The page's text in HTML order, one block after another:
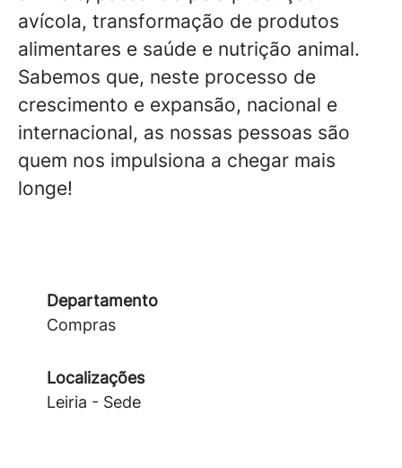
avícola, transformação de produtos
alimentares e saúde e nutrição animal.
Sabemos que, neste processo de
crescimento e expansão, nacional e
internacional, as nossas pessoas são
quem nos impulsiona a chegar mais
longe!
Departamento
Compras
Localizações
Leiria - Sede